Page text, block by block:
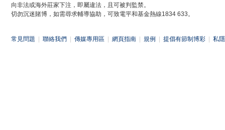
向非法或海外莊家下注，即屬違法，且可被判監禁。
切勿沉迷賭博，如需尋求輔導協助，可致電平和基金熱線1834 633。
常見問題 聯絡我們 傳媒專用區 網頁指南 規例 提倡有節制博彩 私